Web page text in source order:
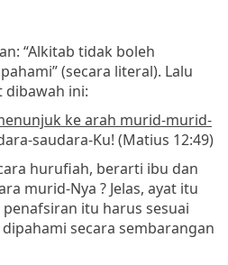
“Alkitab tidak boleh
(secara literal). Lalu
dibawah ini:
ke arah murid-murid-
saudara-Ku! (Matius 12:49)
hurufiah, berarti ibu dan
murid-Nya ? Jelas, ayat itu
itu harus sesuai
secara sembarangan